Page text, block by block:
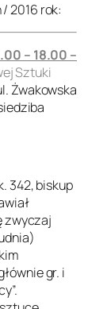
2016 rok:
– 18.00 –
Sztuki
Żwakowska
342, biskup
zwyczaj
gr. i